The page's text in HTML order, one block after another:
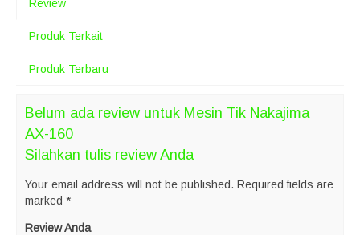
Review
Produk Terkait
Produk Terbaru
Belum ada review untuk Mesin Tik Nakajima
AX-160
Silahkan tulis review Anda
Your email address will not be published. Required fields are
marked *
Review Anda